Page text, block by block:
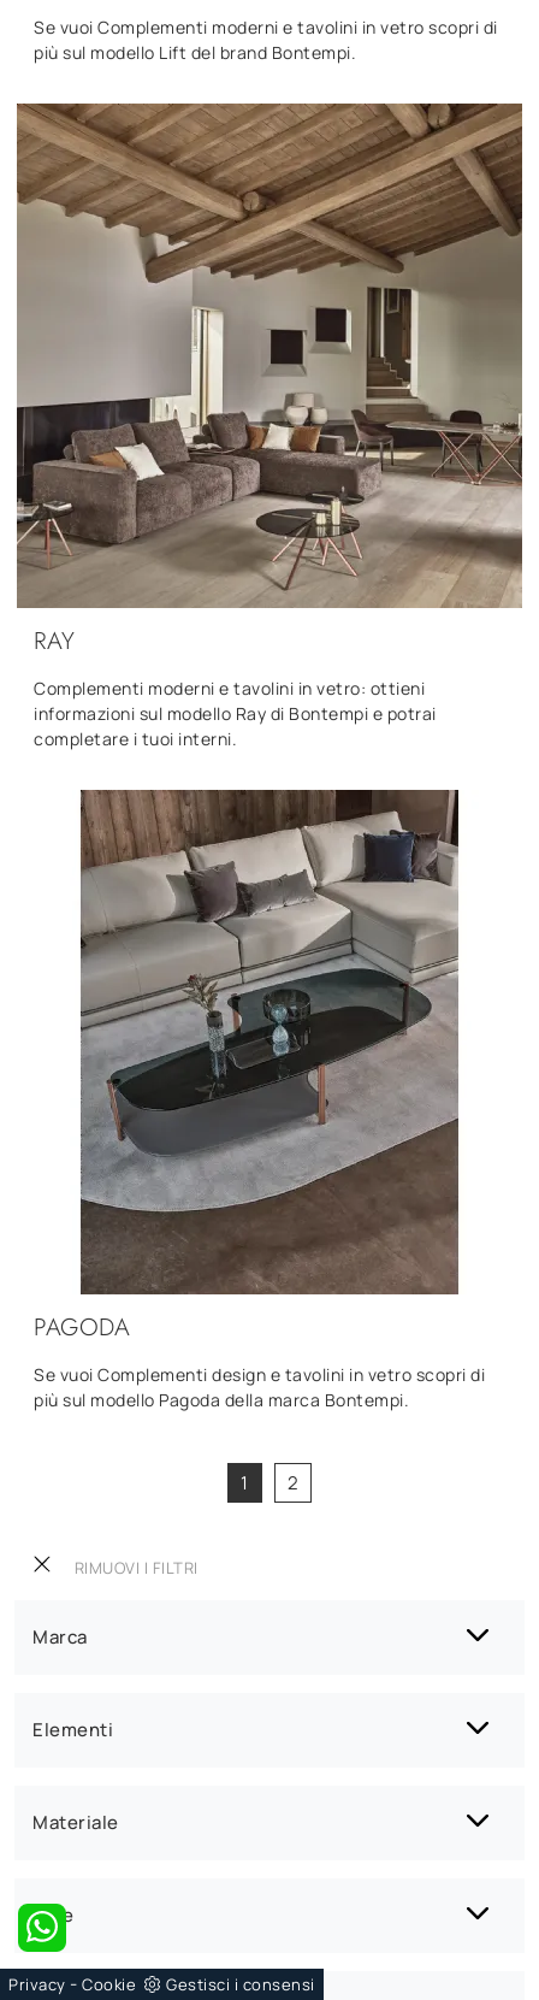
RIMUOVI I FILTRI
Marca
Elementi
Materiale
Stile
Se vuoi Complementi moderni e tavolini in vetro scopri di
più sul modello Lift del brand Bontempi.
RAY
Complementi moderni e tavolini in vetro: ottieni
informazioni sul modello Ray di Bontempi e potrai
completare i tuoi interni.
PAGODA
Se vuoi Complementi design e tavolini in vetro scopri di
più sul modello Pagoda della marca Bontempi.
1 2
Privacy - Cookie Gestisci i consensi